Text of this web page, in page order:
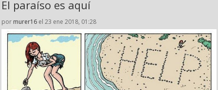
El paraíso es aquí
por murer16 el 23 ene 2018, 01:28